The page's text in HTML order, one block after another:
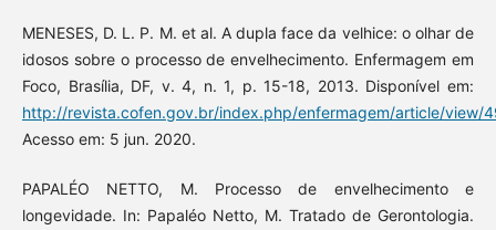
MENESES, D. L. P. M. et al. A dupla face da velhice: o olhar de
idosos sobre o processo de envelhecimento. Enfermagem em
Foco, Brasília, DF, v. 4, n. 1, p. 15-18, 2013. Disponível em:
http://revista.cofen.gov.br/index.php/enfermagem/article/view/
Acesso em: 5 jun. 2020.
PAPALÉO NETTO, M. Processo de envelhecimento e
longevidade. In: Papaléo Netto, M. Tratado de Gerontologia.